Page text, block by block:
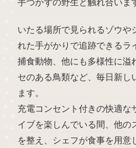
手つかずの野生と触れ合いま
いたる場所で見られるゾウや
れた手がかりで追跡できるラ
捕食動物、他にも多様性に溢
セのある鳥類など、毎日新し
ます。
充電コンセント付きの快適な
イブを楽しんでいる間、他の
を整え、シェフが食事を用意